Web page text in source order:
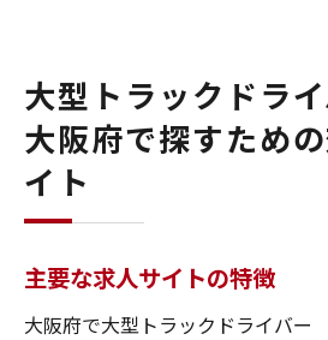
大型トラックドラ
大阪府で探すため
イト
主要な求人サイトの特徴
大阪府で大型トラックドライバ